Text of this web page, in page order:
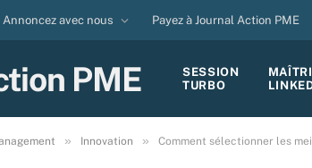
Annoncez avec nous Payez à Journal Action PME
SESSION
TURBO
» Innovation » Comment sélectionner les